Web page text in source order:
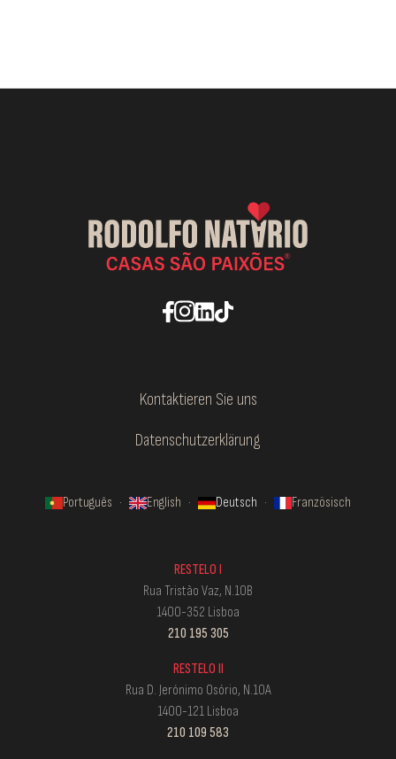
Kontaktieren Sie uns
Datenschutzerklärung
Português · English · Deutsch · Französisch
RESTELO I
Rua Tristão Vaz, N.10B
1400-352 Lisboa
210 195 305
RESTELO II
Rua D. Jerónimo Osório, N.10A
1400-121 Lisboa
210 109 583